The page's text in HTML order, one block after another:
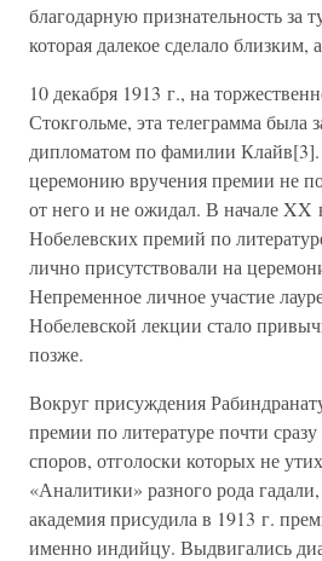
благодарную признательность за
которая далекое сделало
10 декабря 1913 г., на
Стокгольме, эта телеграмма была
дипломатом по фамилии
церемонию вручения премии не
от него и не ожидал. В начале XX
Нобелевских премий по
лично присутствовали на
Непременное личное участие
Нобелевской лекции стало
позже.
Вокруг присуждения
премии по литературе почти
споров, отголоски которых не
«Аналитики» разного рода
академия присудила в 1913 г.
именно индийцу. Выдвигались